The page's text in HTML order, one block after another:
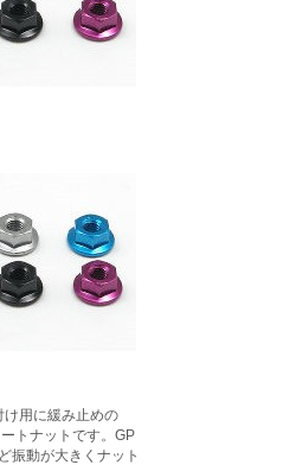
用に緩み止めの
トナットです。GP
振動が大きくナット